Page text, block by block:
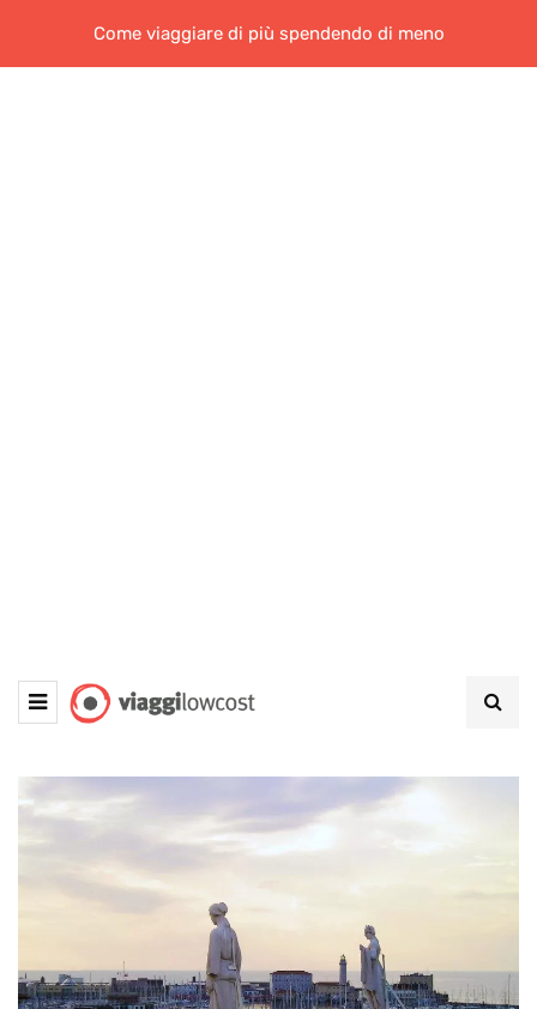
Come viaggiare di più spendendo di meno